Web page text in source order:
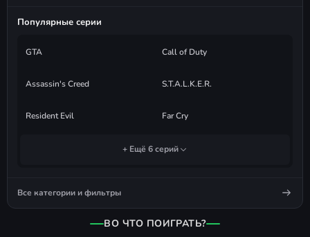
Популярные серии
GTA Call of Duty
Assassin's Creed S.T.A.L.K.E.R.
Resident Evil Far Cry
+ Ещё 6 серий
Все категории и фильтры
ВО ЧТО ПОИГРАТЬ?